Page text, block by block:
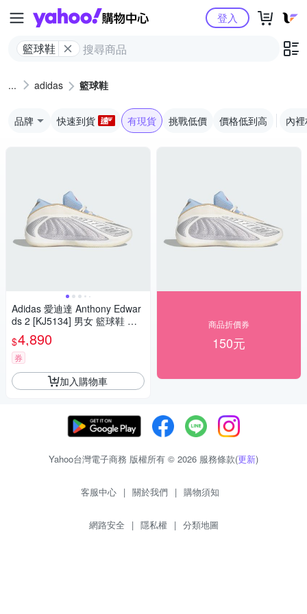
Yahoo購物中心
籃球鞋
登入
adidas 籃球鞋
品牌 快速到貨 有現貨 挑戰低價 價格低到高 內
Adidas 愛迪達 Anthony Edwar
ds 2 [KJ5134] 男女 籃球鞋 穩
定 支撐 緩震 銀 藍
$4,890
券
加入購物車
商品折價券
150元
Yahoo台灣電子商務 版權所有 © 2026 服務條款(更新)
客服中心 | 關於我們 | 購物須知
網路安全 | 隱私權 | 分類地圖